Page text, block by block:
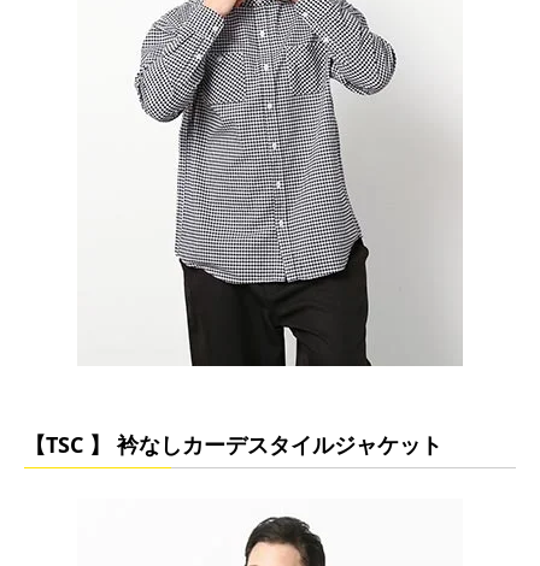
【TSC 】 衿なしカーデスタイルジャケット